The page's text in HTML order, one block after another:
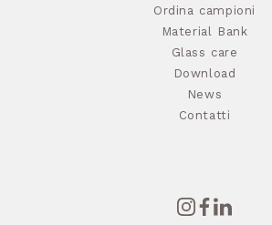
Ordina campioni
Material Bank
Glass care
Download
News
Contatti